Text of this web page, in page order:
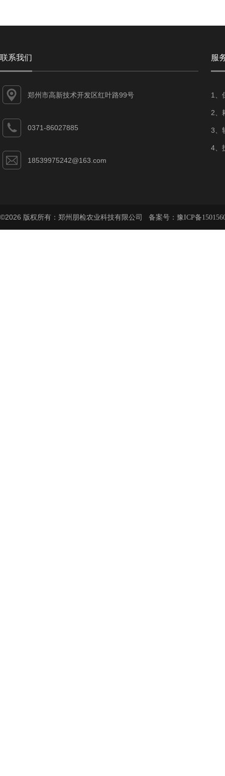
联系我们
郑州市高新技术开发区红叶路99号
0371-86027885
18539975242@163.com
服
1、
2、
3、
4、
©2026 版权所有：郑州朋检农业科技有限公司 备案号： 豫ICP备